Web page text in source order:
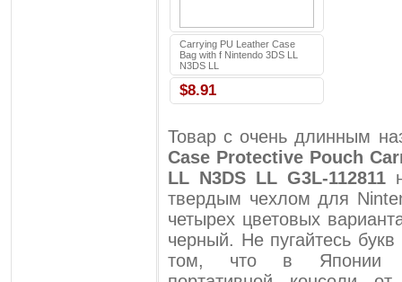
Carrying PU Leather Case
Bag with f Nintendo 3DS LL
N3DS LL
$8.91
Товар с очень длинным
Case Protective Pouch
LL N3DS LL G3L-112811
твердым чехлом для
четырех цветовых
черный. Не пугайтесь
том, что в Японии